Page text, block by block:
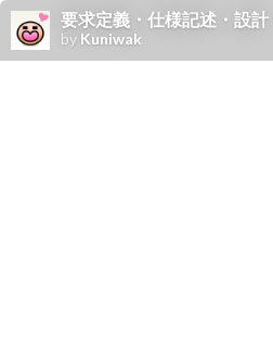
要求定義・仕様記述・設
by Kuniwak